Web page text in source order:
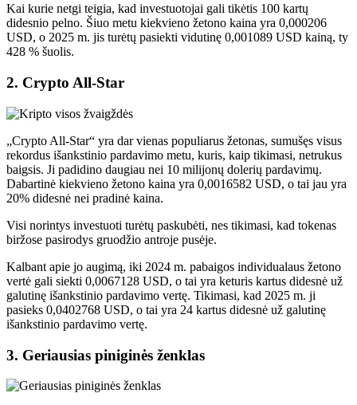
Kai kurie netgi teigia, kad investuotojai gali tikėtis 100 kartų
didesnio pelno. Šiuo metu kiekvieno žetono kaina yra 0,000206
USD, o 2025 m. jis turėtų pasiekti vidutinę 0,001089 USD kainą, ty
428 % šuolis.
2. Crypto All-Star
„Crypto All-Star“ yra dar vienas populiarus žetonas, sumušęs visus
rekordus išankstinio pardavimo metu, kuris, kaip tikimasi, netrukus
baigsis. Ji padidino daugiau nei 10 milijonų dolerių pardavimų.
Dabartinė kiekvieno žetono kaina yra 0,0016582 USD, o tai jau yra
20% didesnė nei pradinė kaina.
Visi norintys investuoti turėtų paskubėti, nes tikimasi, kad tokenas
biržose pasirodys gruodžio antroje pusėje.
Kalbant apie jo augimą, iki 2024 m. pabaigos individualaus žetono
vertė gali siekti 0,0067128 USD, o tai yra keturis kartus didesnė už
galutinę išankstinio pardavimo vertę. Tikimasi, kad 2025 m. ji
pasieks 0,0402768 USD, o tai yra 24 kartus didesnė už galutinę
išankstinio pardavimo vertę.
3. Geriausias piniginės ženklas